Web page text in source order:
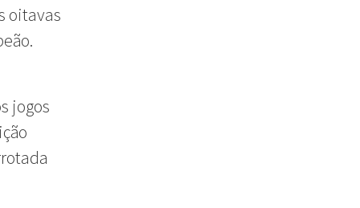
oitavas
jogos